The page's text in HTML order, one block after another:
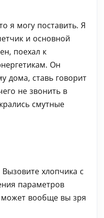
я могу поставить. Я
и основной
поехал к
Он
дома, ставь говорит
не звонить в
смутные
хлопчика с
параметров
может вообще вы зря